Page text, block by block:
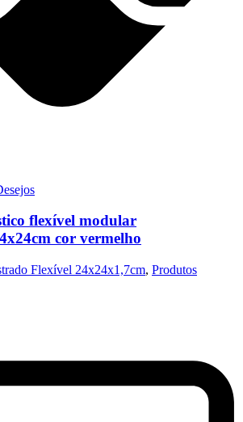
flexível modular
cor vermelho
Flexível 24x24x1,7cm, Produtos